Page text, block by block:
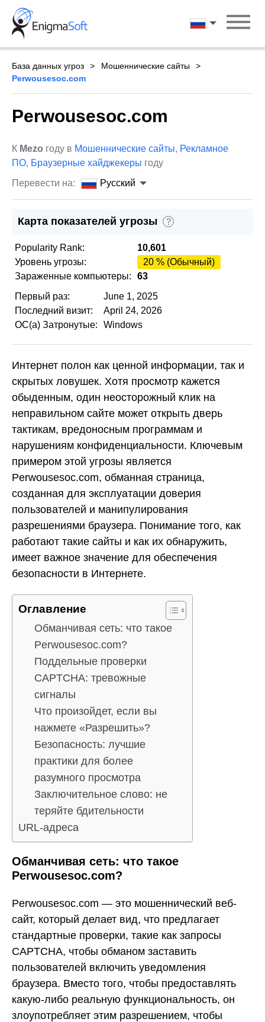
Skip
content
Русский
База данных угроз
Мошеннические сайты
Perwousesoc.com
Perwousesoc.com
К Mezo году в Мошеннические сайты, Рекламное
ПО, Браузерные хайджекеры году
Перевести на:
Русский
Карта показателей угрозы ?
Popularity Rank:
10,601
Уровень угрозы:
20 % (Обычный)
Зараженные компьютеры:
63
Первый раз:
June 1, 2025
Последний визит:
April 24, 2026
ОС(а) Затронутые:
Windows
Интернет полон как ценной информации, так и
скрытых ловушек. Хотя просмотр кажется
обыденным, один неосторожный клик на
неправильном сайте может открыть дверь
тактикам, вредоносным программам и
нарушениям конфиденциальности. Ключевым
примером этой угрозы является
Perwousesoc.com, обманная страница,
созданная для эксплуатации доверия
пользователей и манипулирования
разрешениями браузера. Понимание того, как
работают такие сайты и как их обнаружить,
имеет важное значение для обеспечения
безопасности в Интернете.
Оглавление
Обманчивая сеть: что такое
Perwousesoc.com?
Поддельные проверки
CAPTCHA: тревожные
сигналы
Что произойдет, если вы
нажмете «Разрешить»?
Безопасность: лучшие
практики для более
разумного просмотра
Заключительное слово: не
теряйте бдительности
URL-адреса
Обманчивая сеть: что такое
Perwousesoc.com?
Perwousesoc.com — это мошеннический веб-
сайт, который делает вид, что предлагает
стандартные проверки, такие как запросы
CAPTCHA, чтобы обманом заставить
пользователей включить уведомления
браузера. Вместо того, чтобы предоставлять
какую-либо реальную функциональность, он
злоупотребляет этим разрешением, чтобы